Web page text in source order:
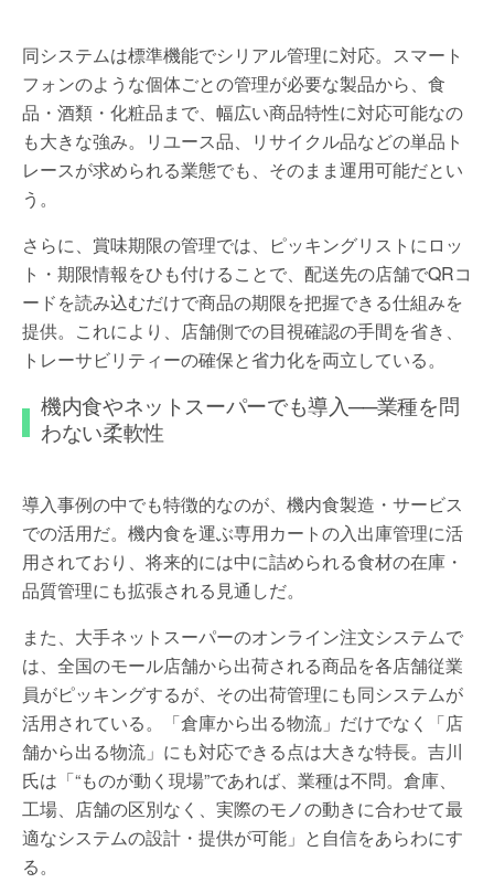
同システムは標準機能でシリアル管理に対応。スマート
フォンのような個体ごとの管理が必要な製品から、食
品・酒類・化粧品まで、幅広い商品特性に対応可能なの
も大きな強み。リユース品、リサイクル品などの単品ト
レースが求められる業態でも、そのまま運用可能だとい
う。
さらに、賞味期限の管理では、ピッキングリストにロッ
ト・期限情報をひも付けることで、配送先の店舗でQRコ
ードを読み込むだけで商品の期限を把握できる仕組みを
提供。これにより、店舗側での目視確認の手間を省き、
トレーサビリティーの確保と省力化を両立している。
機内食やネットスーパーでも導入──業種を問
わない柔軟性
導入事例の中でも特徴的なのが、機内食製造・サービス
での活用だ。機内食を運ぶ専用カートの入出庫管理に活
用されており、将来的には中に詰められる食材の在庫・
品質管理にも拡張される見通しだ。
また、大手ネットスーパーのオンライン注文システムで
は、全国のモール店舗から出荷される商品を各店舗従業
員がピッキングするが、その出荷管理にも同システムが
活用されている。「倉庫から出る物流」だけでなく「店
舗から出る物流」にも対応できる点は大きな特長。吉川
氏は「“ものが動く現場”であれば、業種は不問。倉庫、
工場、店舗の区別なく、実際のモノの動きに合わせて最
適なシステムの設計・提供が可能」と自信をあらわにす
る。